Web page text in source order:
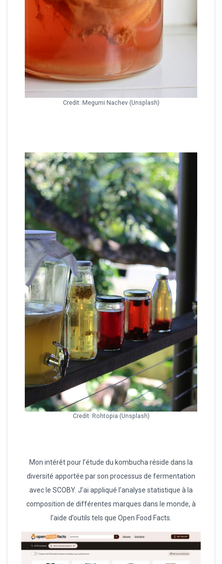
Credit: Megumi Nachev (Unsplash)
Credit: Rohtopia (Unsplash)
Mon intérêt pour l’étude du kombucha réside dans la
diversité apportée par son processus de fermentation
avec le SCOBY. J’ai appliqué l’analyse statistique à la
composition de différentes marques dans le monde, à
l’aide d’outils tels que Open Food Facts.